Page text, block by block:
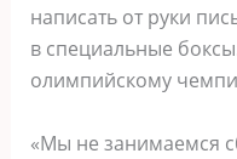
написать от руки
в специальные
олимпийскому
«Мы не занимаемся